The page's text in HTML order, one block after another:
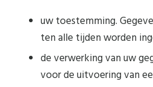
uw toestemming.
ten alle tijden worden
de verwerking van uw
voor de uitvoering van